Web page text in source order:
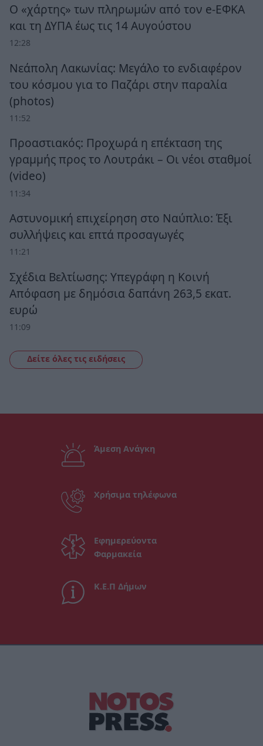
Ο «χάρτης» των πληρωμών από τον e-ΕΦΚΑ
και τη ΔΥΠΑ έως τις 14 Αυγούστου
12:28
Νεάπολη Λακωνίας: Μεγάλο το ενδιαφέρον
του κόσμου για το Παζάρι στην παραλία
(photos)
11:52
Προαστιακός: Προχωρά η επέκταση της
γραμμής προς το Λουτράκι – Οι νέοι σταθμοί
(video)
11:34
Αστυνομική επιχείρηση στο Ναύπλιο: Έξι
συλλήψεις και επτά προσαγωγές
11:21
Σχέδια Βελτίωσης: Υπεγράφη η Κοινή
Απόφαση με δημόσια δαπάνη 263,5 εκατ.
ευρώ
11:09
Δείτε όλες τις ειδήσεις
Άμεση Ανάγκη
Χρήσιμα τηλέφωνα
Εφημερεύοντα
Φαρμακεία
Κ.Ε.Π Δήμων